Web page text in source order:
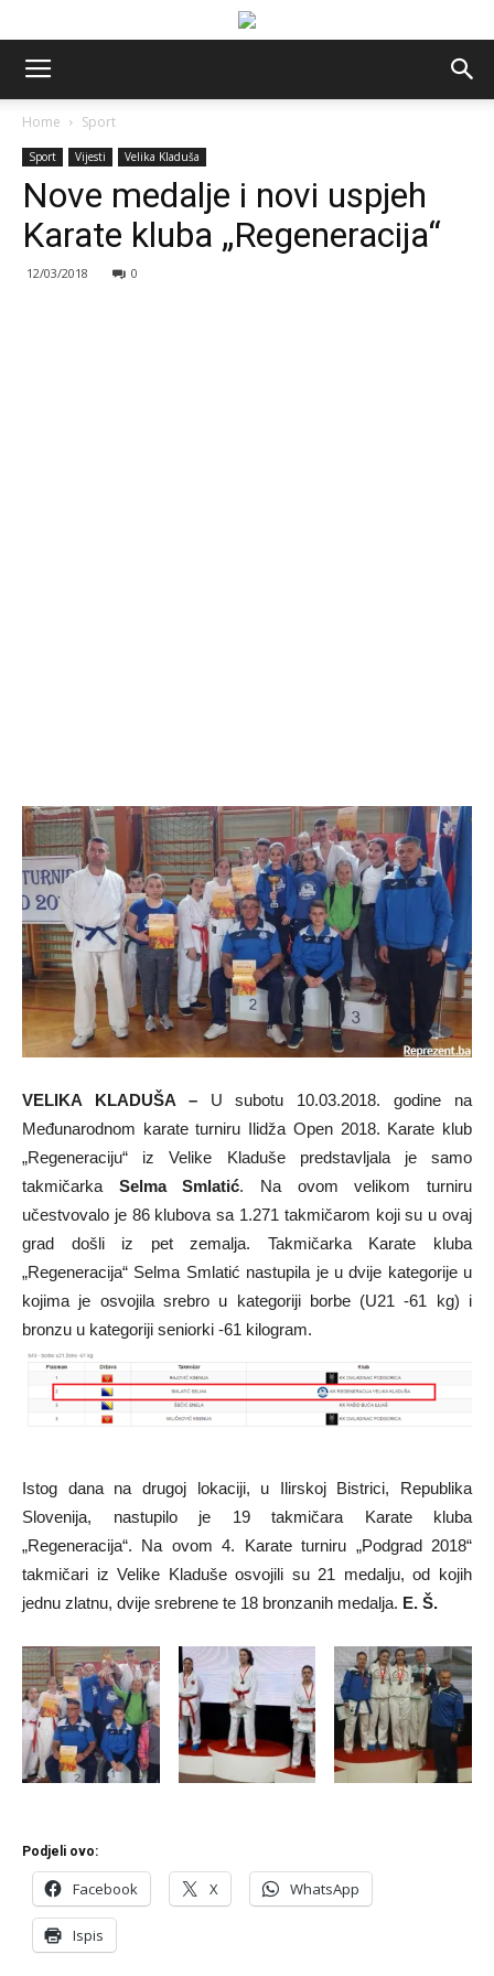
Home Sport
Sport Vijesti Velika Kladuša
Nove medalje i novi uspjeh
Karate kluba „Regeneracija“
12/03/2018 0
VELIKA KLADUŠA –U subotu 10.03.2018. godine na
Međunarodnom karate turniru Ilidža Open 2018. Karate klub
„Regeneraciju“ iz Velike Kladuše predstavljala je samo
takmičarka Selma Smlatić. Na ovom velikom turniru
učestvovalo je 86 klubova sa 1.271 takmičarom koji su u ovaj
grad došli iz pet zemalja. Takmičarka Karate kluba
„Regeneracija“ Selma Smlatić nastupila je u dvije kategorije u
kojima je osvojila srebro u kategoriji borbe (U21 -61 kg) i
bronzu u kategoriji seniorki -61 kilogram.
Istog dana na drugoj lokaciji, u Ilirskoj Bistrici, Republika
Slovenija, nastupilo je 19 takmičara Karate kluba
„Regeneracija“. Na ovom 4. Karate turniru „Podgrad 2018“
takmičari iz Velike Kladuše osvojili su 21 medalju, od kojih
jednu zlatnu, dvije srebrene te 18 bronzanih medalja. E. Š.
Podjeli ovo:
Facebook X WhatsApp
Ispis